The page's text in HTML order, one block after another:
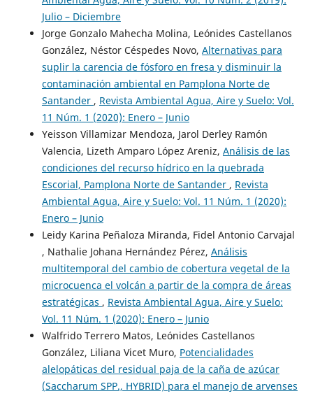
Julio – Diciembre
Jorge Gonzalo Mahecha Molina, Leónides Castellanos
González, Néstor Céspedes Novo, Alternativas para
suplir la carencia de fósforo en fresa y disminuir la
contaminación ambiental en Pamplona Norte de
Santander , Revista Ambiental Agua, Aire y Suelo: Vol.
11 Núm. 1 (2020): Enero – Junio
Yeisson Villamizar Mendoza, Jarol Derley Ramón
Valencia, Lizeth Amparo López Areniz, Análisis de las
condiciones del recurso hídrico en la quebrada
Escorial, Pamplona Norte de Santander , Revista
Ambiental Agua, Aire y Suelo: Vol. 11 Núm. 1 (2020):
Enero – Junio
Leidy Karina Peñaloza Miranda, Fidel Antonio Carvajal
, Nathalie Johana Hernández Pérez, Análisis
multitemporal del cambio de cobertura vegetal de la
microcuenca el volcán a partir de la compra de áreas
estratégicas , Revista Ambiental Agua, Aire y Suelo:
Vol. 11 Núm. 1 (2020): Enero – Junio
Walfrido Terrero Matos, Leónides Castellanos
González, Liliana Vicet Muro, Potencialidades
alelopáticas del residual paja de la caña de azúcar
(Saccharum SPP., HYBRID) para el manejo de arvenses